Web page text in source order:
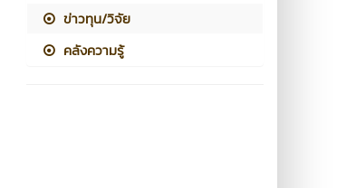
ข่าวทุน/วิจัย
คลังความรู้